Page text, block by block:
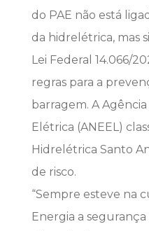
do PAE não está
da hidrelétrica, mas
Lei Federal 14.066/
regras para a
barragem. A
Elétrica (ANEEL)
Hidrelétrica Santo
de risco.
“Sempre esteve na
Energia a